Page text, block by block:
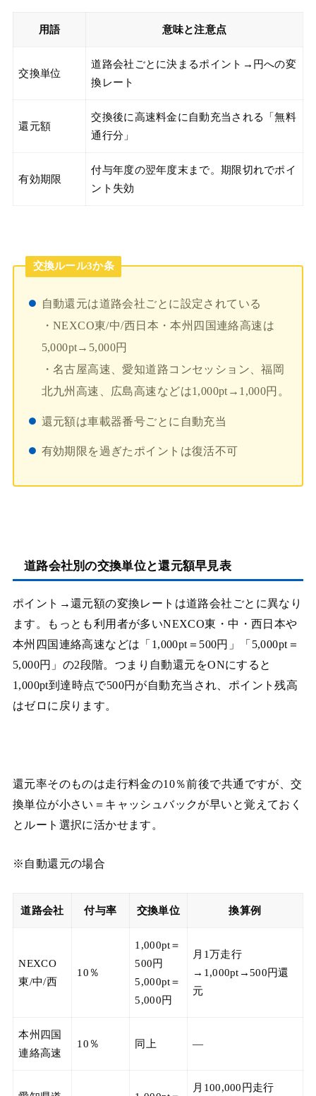
用語 意味と注意点
交換単位
道路会社ごとに決まるポイント→円への変
換レート
還元額
交換後に高速料金に自動充当される「無料
通行分」
有効期限
付与年度の翌年度末まで。期限切れでポイ
ント失効
交換ルール3か条
自動還元は道路会社ごとに設定されている
・NEXCO東/中/西日本・本州四国連絡高速は
5,000pt→5,000円
・名古屋高速、愛知道路コンセッション、福岡
北九州高速、広島高速などは1,000pt→1,000円。
還元額は車載器番号ごとに自動充当
有効期限を過ぎたポイントは復活不可
道路会社別の交換単位と還元額早見表
ポイント→還元額の変換レートは道路会社ごとに異なり
ます。もっとも利用者が多いNEXCO東・中・西日本や
本州四国連絡高速などは「1,000pt＝500円」「5,000pt＝
5,000円」の2段階。つまり自動還元をONにすると
1,000pt到達時点で500円が自動充当され、ポイント残高
はゼロに戻ります。
還元率そのものは走行料金の10％前後で共通ですが、交
換単位が小さい＝キャッシュバックが早いと覚えておく
とルート選択に活かせます。
※自動還元の場合
道路会社 付与率 交換単位 換算例
NEXCO
東/中/西
10％
1,000pt＝
500円
5,000pt＝
5,000円
月1万走行
→1,000pt→500円還
元
本州四国
連絡高速
10％ 同上 —
月100,000円走行